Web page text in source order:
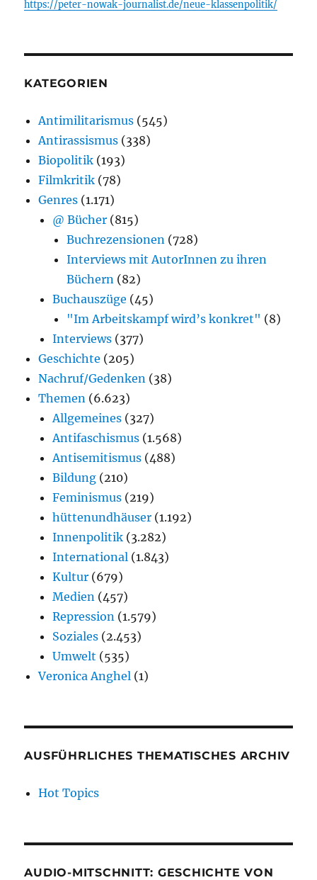
https://peter-nowak-journalist.de/neue-klassenpolitik/
KATEGORIEN
Antimilitarismus (545)
Antirassismus (338)
Biopolitik (193)
Filmkritik (78)
Genres (1.171)
@ Bücher (815)
Buchrezensionen (728)
Interviews mit AutorInnen zu ihren
Büchern (82)
Buchauszüge (45)
"Im Arbeitskampf wird’s konkret" (8)
Interviews (377)
Geschichte (205)
Nachruf/Gedenken (38)
Themen (6.623)
Allgemeines (327)
Antifaschismus (1.568)
Antisemitismus (488)
Bildung (210)
Feminismus (219)
hüttenundhäuser (1.192)
Innenpolitik (3.282)
International (1.843)
Kultur (679)
Medien (457)
Repression (1.579)
Soziales (2.453)
Umwelt (535)
Veronica Anghel (1)
AUSFÜHRLICHES THEMATISCHES ARCHIV
Hot Topics
AUDIO-MITSCHNITT: GESCHICHTE VON